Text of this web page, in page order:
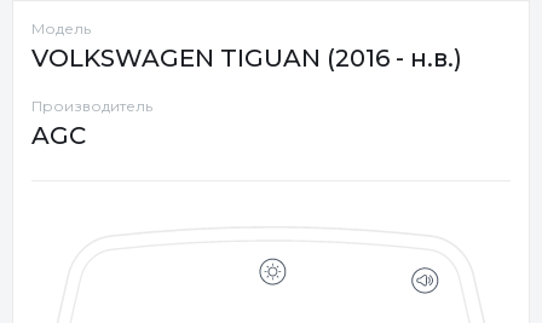
Модель
VOLKSWAGEN TIGUAN (2016 - н.в.)
Производитель
AGC